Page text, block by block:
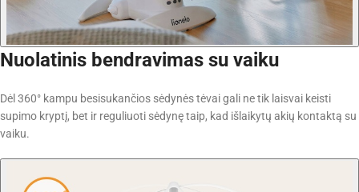
Nuolatinis bendravimas su vaiku
Dėl 360° kampu besisukančios sėdynės tėvai gali ne tik laisvai keisti
supimo kryptį, bet ir reguliuoti sėdynę taip, kad išlaikytų akių kontaktą su
vaiku.